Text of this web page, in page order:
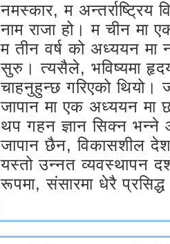
नमस्कार, म अन्तर्राष्ट्रिय
नाम राजा हो। म चीन मा
म तीन वर्ष को अध्ययन मा
सुरु। त्यसैले, भविष्यमा
चाहनुहुन्छ गरिएको थियो।
जापान मा एक अध्ययन मा
थप गहन ज्ञान सिक्न
जापान छैन, विकासशील
यस्तो उन्नत व्यवस्थापन
रूपमा, संसारमा धेरै